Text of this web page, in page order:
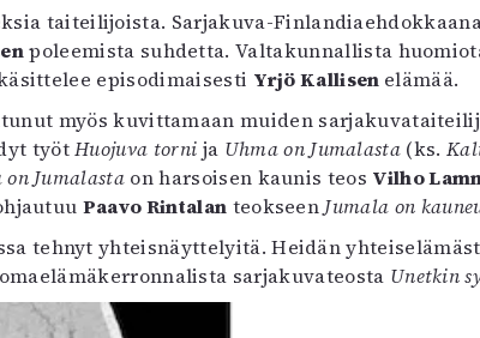
taiteilijoista. Sarjakuva-
poleemista suhdetta. Valtakunnallista
episodimaisesti Yrjö Kallisen elämää.
myös kuvittamaan muiden
työtHuojuva torni ja Uhma on Jumalasta (ks.
on Jumalasta on harsoisen kaunis teos Vilho
Paavo Rintalan teokseen Jumala on
tehnyt yhteisnäyttelyitä. Heidän
sarjakuvateosta Unetkin